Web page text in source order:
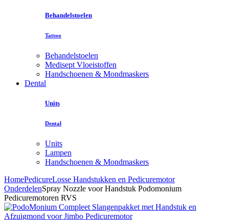
Behandelstoelen
Tattoo
Behandelstoelen
Medisept Vloeistoffen
Handschoenen & Mondmaskers
Dental
Units
Dental
Units
Lampen
Handschoenen & Mondmaskers
HomePedicureLosse Handstukken en Pedicuremotor
OnderdelenSpray Nozzle voor Handstuk Podomonium
Pedicuremotoren RVS